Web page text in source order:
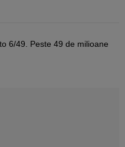
6/49. Peste 49 de milioane